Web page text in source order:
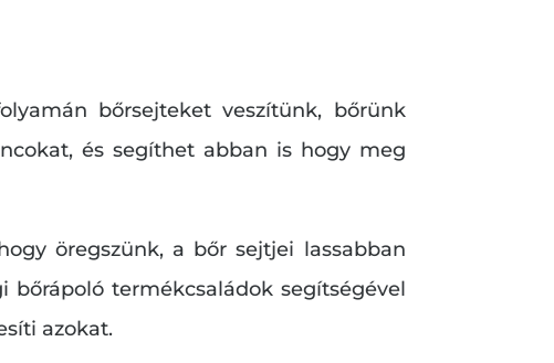
bőrsejteket veszítünk, bőrünk
és segíthet abban is hogy meg
öregszünk, a bőr sejtjei lassabban
termékcsaládok segítségével
azokat.